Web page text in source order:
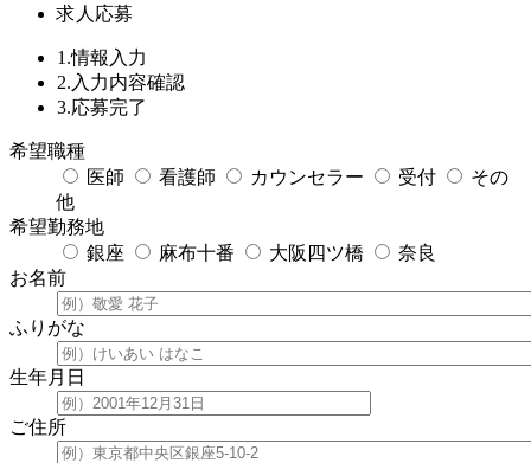
求人応募
1.情報入力
2.入力内容確認
3.応募完了
希望職種
医師
看護師 カウンセラー 受付
その
他
希望勤務地
銀座
麻布十番 大阪四ツ橋
奈良
お名前
ふりがな
生年月日
ご住所